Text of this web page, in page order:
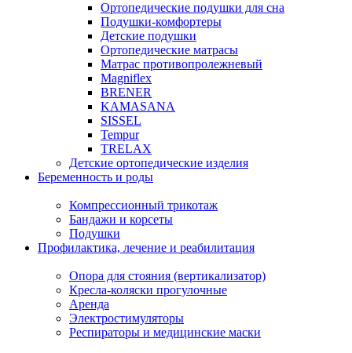
Ортопедические подушки для сна
Подушки-комфортеры
Детские подушки
Ортопедические матрасы
Матрас противопролежневый
Magniflex
BRENER
KAMASANA
SISSEL
Tempur
TRELAX
Детские ортопедические изделия
Беременность и роды
Компрессионный трикотаж
Бандажи и корсеты
Подушки
Профилактика, лечение и реабилитация
Опора для стояния (вертикализатор)
Кресла-коляски прогулочные
Аренда
Электростимуляторы
Респираторы и медицинские маски